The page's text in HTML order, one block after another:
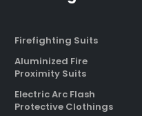
Firefighting Suits
Aluminized Fire
Proximity Suits
Electric Arc Flash
Protective Clothings